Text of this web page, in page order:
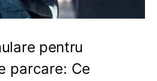
pentru
parcare: Ce